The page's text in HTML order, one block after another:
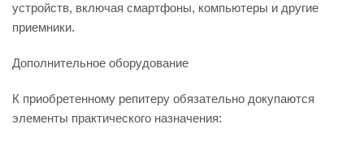
устройств, включая смартфоны, компьютеры и другие
приемники.
Дополнительное оборудование
К приобретенному репитеру обязательно докупаются
элементы практического назначения: